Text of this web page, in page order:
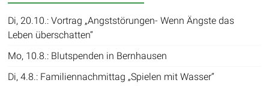
Di, 20.10.: Vortrag „Angststörungen- Wenn Ängste das
Leben überschatten“
Mo, 10.8.: Blutspenden in Bernhausen
Di, 4.8.: Familiennachmittag „Spielen mit Wasser“